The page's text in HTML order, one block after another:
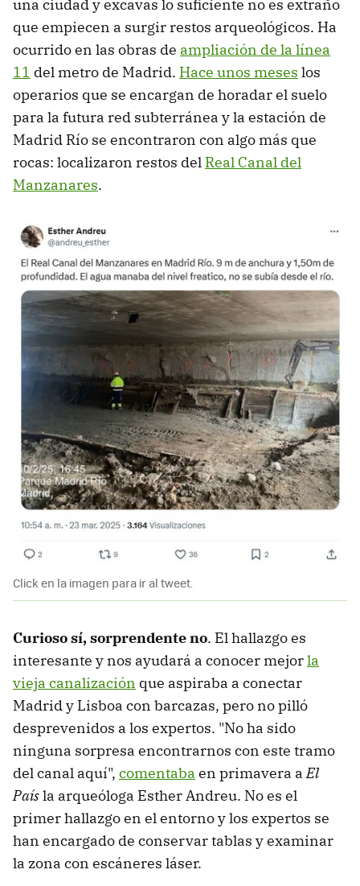
una ciudad y excavas lo suficiente no es extraño
que empiecen a surgir restos arqueológicos. Ha
ocurrido en las obras de ampliación de la línea
11 del metro de Madrid. Hace unos meses los
operarios que se encargan de horadar el suelo
para la futura red subterránea y la estación de
Madrid Río se encontraron con algo más que
rocas: localizaron restos del Real Canal del
Manzanares.
Click en la imagen para ir al tweet.
Curioso sí, sorprendente no. El hallazgo es
interesante y nos ayudará a conocer mejorla
vieja canalización que aspiraba a conectar
Madrid y Lisboa con barcazas, pero no pilló
desprevenidos a los expertos. "No ha sido
ninguna sorpresa encontrarnos con este tramo
del canal aquí", comentaba en primavera a El
Paísla arqueóloga Esther Andreu. No es el
primer hallazgo en el entorno y los expertos se
han encargado de conservar tablas y examinar
la zona con escáneres láser.